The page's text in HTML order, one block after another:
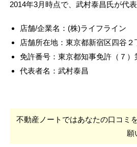
2014年3月時点で、武村泰昌氏が代
店舗/企業名：(株)ライフライン
店舗所在地：東京都新宿区四谷
免許番号：東京都知事免許（７
代表者名：武村泰昌
不動産ノートではあなたの口コミ
願